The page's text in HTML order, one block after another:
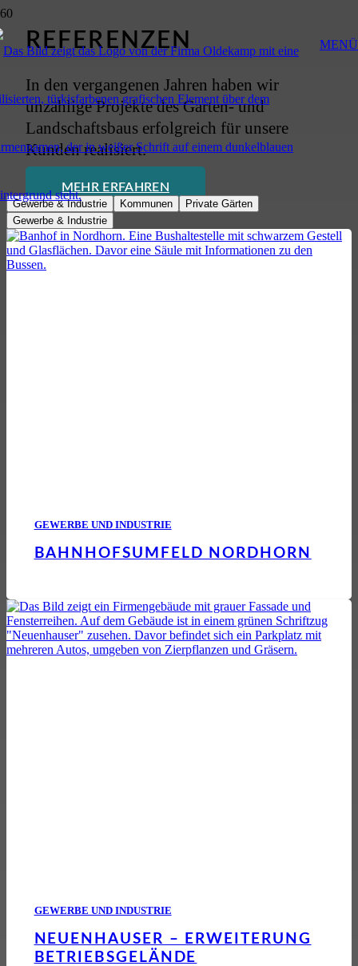
MENÜ
REFERENZEN
In den vergangenen Jahren haben wir
unzählige Projekte des Garten- und
Landschaftsbaus erfolgreich für unsere
Kunden realisiert.
MEHR ERFAHREN
Gewerbe & Industrie Kommunen
Private Gärten
Gewerbe & Industrie
GEWERBE UND INDUSTRIE
BAHNHOFSUMFELD NORDHORN
GEWERBE UND INDUSTRIE
NEUENHAUSER – ERWEITERUNG
BETRIEBSGELÄNDE